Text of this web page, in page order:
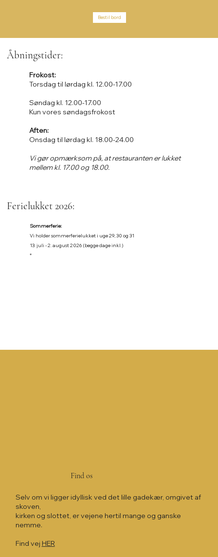
Bestil bord
Åbningstider:
Frokost:
Torsdag til lørdag kl. 12.00-17.00
Søndag kl. 12.00-17.00
Kun vores søndagsfrokost
Aften:
Onsdag til lørdag kl. 18.00-24.00
Vi gør opmærksom på, at restauranten er lukket
mellem kl. 17.00 og 18.00.
Ferielukket 2026:
Sommerferie:
Vi holder sommerferielukket i uge 29, 30 og 31
13. juli - 2. august 2026 (begge dage inkl.)
*
Find os
Selv om vi ligger idyllisk ved det lille gadekær, omgivet af
skoven,
kirken og slottet, er vejene hertil mange og ganske
nemme.
Find vej HER